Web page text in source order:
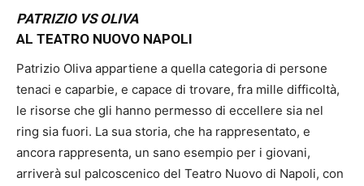
PATRIZIO VS OLIVA
AL TEATRO NUOVO NAPOLI
Patrizio Oliva appartiene a quella categoria di persone
tenaci e caparbie, e capace di trovare, fra mille difficoltà,
le risorse che gli hanno permesso di eccellere sia nel
ring sia fuori. La sua storia, che ha rappresentato, e
ancora rappresenta, un sano esempio per i giovani,
arriverà sul palcoscenico del Teatro Nuovo di Napoli, con